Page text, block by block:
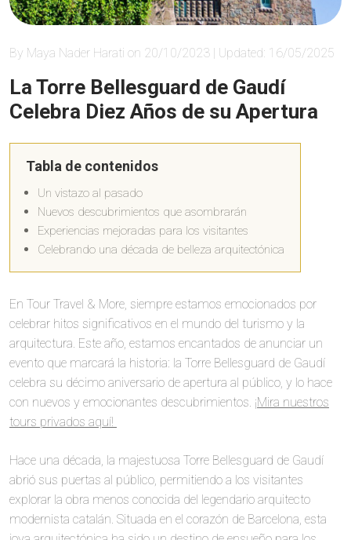
By Maya Nader Harati on 20/10/2023 | Updated: 16/05/2025
La Torre Bellesguard de Gaudí
Celebra Diez Años de su Apertura
Tabla de contenidos
Un vistazo al pasado
Nuevos descubrimientos que asombrarán
Experiencias mejoradas para los visitantes
Celebrando una década de belleza arquitectónica
En Tour Travel & More, siempre estamos emocionados por
celebrar hitos significativos en el mundo del turismo y la
arquitectura. Este año, estamos encantados de anunciar un
evento que marcará la historia: la Torre Bellesguard de Gaudí
celebra su décimo aniversario de apertura al público, y lo hace
con nuevos y emocionantes descubrimientos. ¡Mira nuestros
tours privados aquí!
Hace una década, la majestuosa Torre Bellesguard de Gaudí
abrió sus puertas al público, permitiendo a los visitantes
explorar la obra menos conocida del legendario arquitecto
modernista catalán. Situada en el corazón de Barcelona, esta